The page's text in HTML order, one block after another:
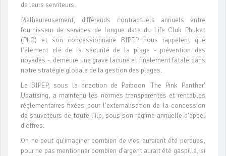
de leurs serviteurs.
Malheureusement, différends contractuels annuels entre
fournisseur de services de longue date du Life Club Phuket
(PLC) et son concessionnaire BIPEP nous rappelent que
l'élément clé de la sécurité de la plage - prévention des
noyades -. demeure une grave lacune et finalement fatale dans
notre stratégie globale de la gestion des plages.
Le BIPEP, sous la direction de Paiboon 'The Pink Panther'
Upatising, a maintenu les normes transparentes et rentables
réglementaires fixées pour l'externalisation de la concession
de sauveteurs de toute l'île, sous son régime annuelle d'appel
d'offres.
On ne peut qu'imaginer combien de vies auraient été perdues,
pour ne pas mentionner combien d'argent aurait été gaspillé, si